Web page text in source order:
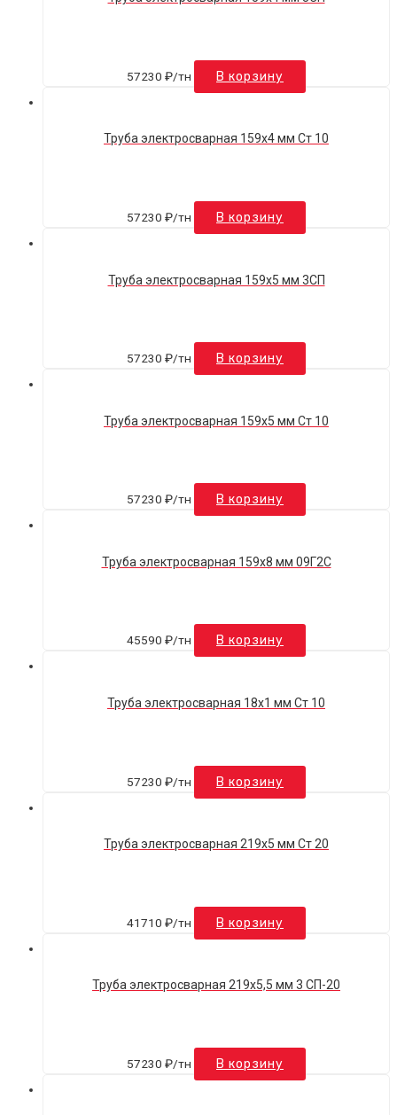
57230 ₽/тн В корзину
Труба электросварная 159х4 мм Ст 10
57230 ₽/тн В корзину
Труба электросварная 159х5 мм 3СП
57230 ₽/тн В корзину
Труба электросварная 159х5 мм Ст 10
57230 ₽/тн В корзину
Труба электросварная 159х8 мм 09Г2С
45590 ₽/тн В корзину
Труба электросварная 18х1 мм Ст 10
57230 ₽/тн В корзину
Труба электросварная 219х5 мм Ст 20
41710 ₽/тн В корзину
Труба электросварная 219х5,5 мм 3 СП-20
57230 ₽/тн В корзину